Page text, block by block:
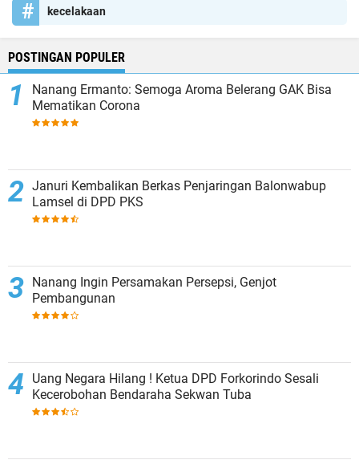
kecelakaan
POSTINGAN POPULER
Nanang Ermanto: Semoga Aroma Belerang GAK Bisa
Mematikan Corona
Januri Kembalikan Berkas Penjaringan Balonwabup
Lamsel di DPD PKS
Nanang Ingin Persamakan Persepsi, Genjot
Pembangunan
Uang Negara Hilang ! Ketua DPD Forkorindo Sesali
Kecerobohan Bendaraha Sekwan Tuba